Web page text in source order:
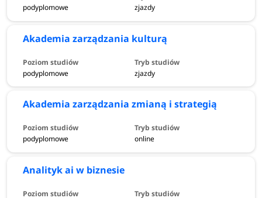
podyplomowe zjazdy
Akademia zarządzania kulturą
podyplomowe zjazdy
Akademia zarządzania zmianą i strategią
podyplomowe online
Analityk ai w biznesie